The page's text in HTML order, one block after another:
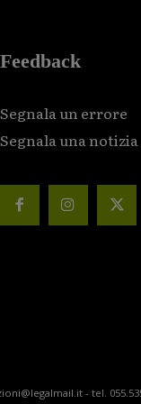
Feedback
Segnala un errore
Segnala una notizia
- tel.